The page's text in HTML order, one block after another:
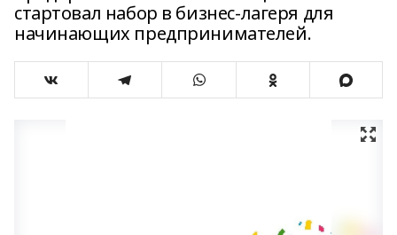
стартовал набор в бизнес-лагеря для
начинающих предпринимателей.